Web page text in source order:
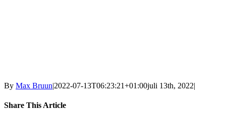
By Max Bruun|2022-07-13T06:23:21+01:00juli 13th, 2022|
Share This Article